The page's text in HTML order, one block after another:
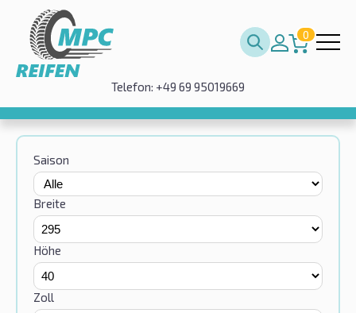
0
Telefon: +49 69 95019669
Saison
Breite
Höhe
Zoll